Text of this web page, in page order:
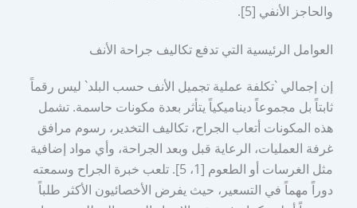
والحاجز الأنفي [5].
العوامل الرئيسية التي تدفع تكاليف جراحة الأنف
إن إجمالي `تكلفة عملية تجميل الأنف حسب البلد` ليس رقماً
ثابتاً بل مجموعاً ديناميكياً يتأثر بعدة مكونات حاسمة. تشمل
هذه المكونات أتعاب الجراح، تكاليف التخدير، رسوم مرافق
غرفة العمليات، الرعاية قبل وبعد الجراحة، وأي مواد إضافية
مثل الغرسات أو الطعوم [1، 5]. تلعب خبرة الجراح وسمعته
دوراً مهماً في التسعير، حيث يفرض الأخصائيون الأكثر طلباً